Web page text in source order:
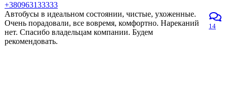
+380963133333
Автобусы в идеальном состоянии, чистые, ухоженные.
Очень порадовали, все вовремя, комфортно. Нареканий
нет. Спасибо владельцам компании. Будем
рекомендовать.
14